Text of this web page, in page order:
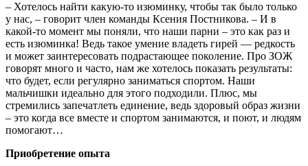
– Хотелось найти какую-то изюминку, чтобы так было только
у нас, – говорит член команды Ксения Постникова. – И в
какой-то момент мы поняли, что наши парни – это как раз и
есть изюминка! Ведь такое умение владеть гирей — редкость
и может заинтересовать подрастающее поколение. Про ЗОЖ
говорят много и часто, нам же хотелось показать результаты:
что будет, если регулярно заниматься спортом. Наши
мальчишки идеально для этого подходили. Плюс, мы
стремились запечатлеть единение, ведь здоровый образ жизни
– это когда все вместе и спортом занимаются, и поют, и людям
помогают…
Приобретение опыта